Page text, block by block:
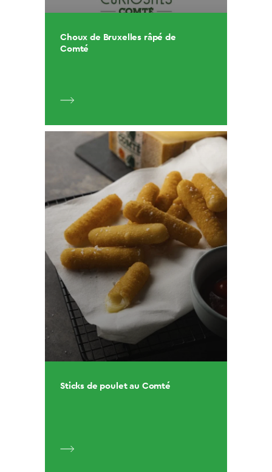
Choux de Bruxelles râpé de
Comté
Sticks de poulet au Comté